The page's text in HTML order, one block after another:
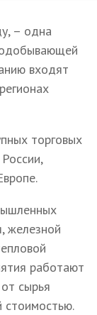
– одна
входят
торговых
железной
работают
сырья
стоимостью.